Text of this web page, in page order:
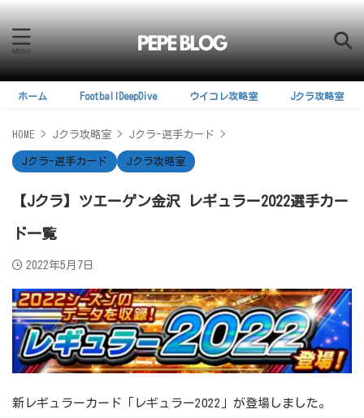
ホーム FootballDeepDive ウイコレ攻略室 Jクラ攻略室
HOME > Jクラ攻略室 > Jクラ-選手カード >
Jクラ-選手カード Jクラ攻略室
【Jクラ】ツエーゲン金沢 レギュラー2022選手カー
ド一覧
2022年5月7日
新レギュラーカード「レギュラー2022」が登場しました。